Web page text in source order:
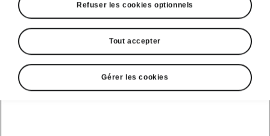
Refuser les cookies optionnels
Tout accepter
Gérer les cookies